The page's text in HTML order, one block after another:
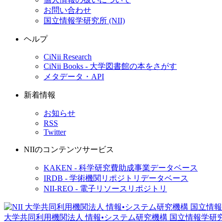
お問い合わせ
国立情報学研究所 (NII)
ヘルプ
CiNii Research
CiNii Books - 大学図書館の本をさがす
メタデータ・API
新着情報
お知らせ
RSS
Twitter
NIIのコンテンツサービス
KAKEN - 科学研究費助成事業データベース
IRDB - 学術機関リポジトリデータベース
NII-REO - 電子リソースリポジトリ
大学共同利用機関法人 情報•システム研究機構 国立情報学研